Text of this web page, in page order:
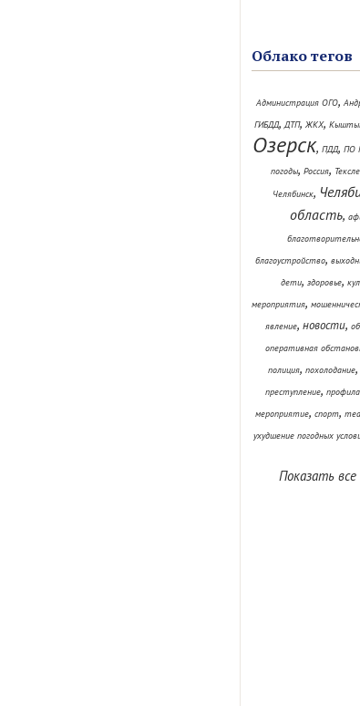
Облако тегов
Администрация ОГО,
ГИБДД,ДТП, ЖКХ,
Озерск, ПДД, ПО
погоды, Россия,
Челябинск,
область,
благоустройство,
дети, здоровье,
мероприятия,
явление, новости,
оперативная
полиция, похолодание,
преступление,
мероприятие, спорт,
ухудшение погодных
Показать